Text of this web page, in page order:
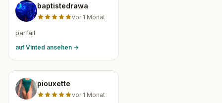
baptistedrawa
vor 1 Monat
parfait
auf Vinted ansehen →
piouxette
vor 1 Monat